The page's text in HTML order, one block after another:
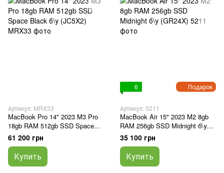
Артикул: MRX33
MacBook Pro 14" 2023 M3 Pro
18gb RAM 512gb SSD Space
Black б\у (JC5X2)
61 200 грн
Купить
Подарок
6
Артикул: 5211
MacBook Air 15" 2023 M2 8gb
RAM 256gb SSD Midnight б\у
(GR24X)
35 100 грн
Купить